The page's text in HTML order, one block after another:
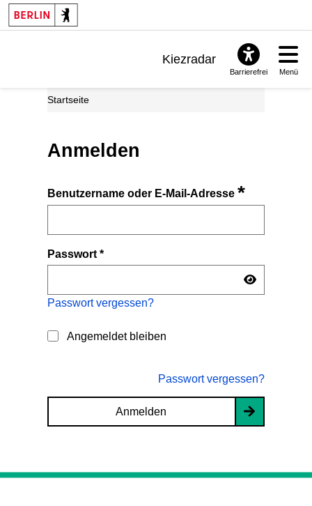
Kiezradar
Barrierefrei Menü
Startseite
Anmelden
Benutzername oder E-Mail-Adresse*
Passwort*
Passwort vergessen?
Angemeldet bleiben
Passwort vergessen?
Anmelden